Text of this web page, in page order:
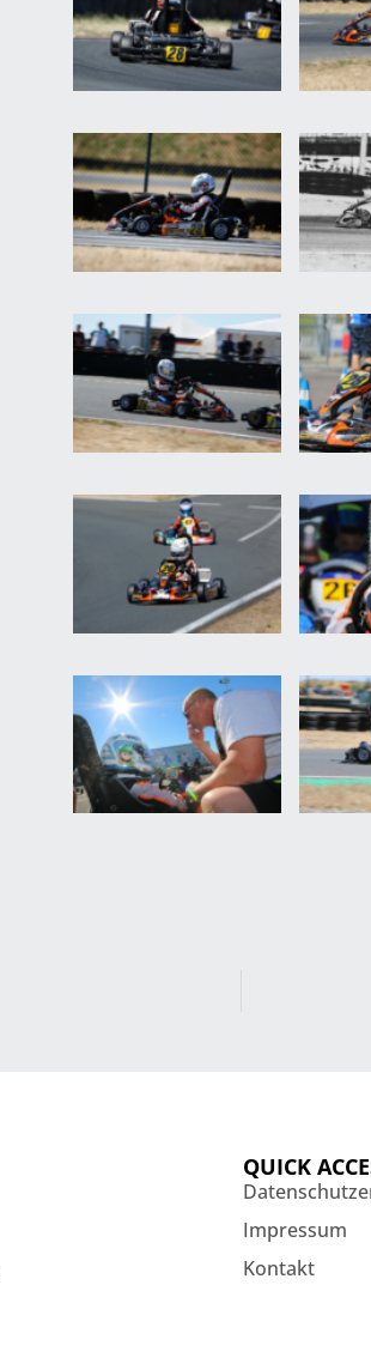
QUICK
Impressum
Kontakt